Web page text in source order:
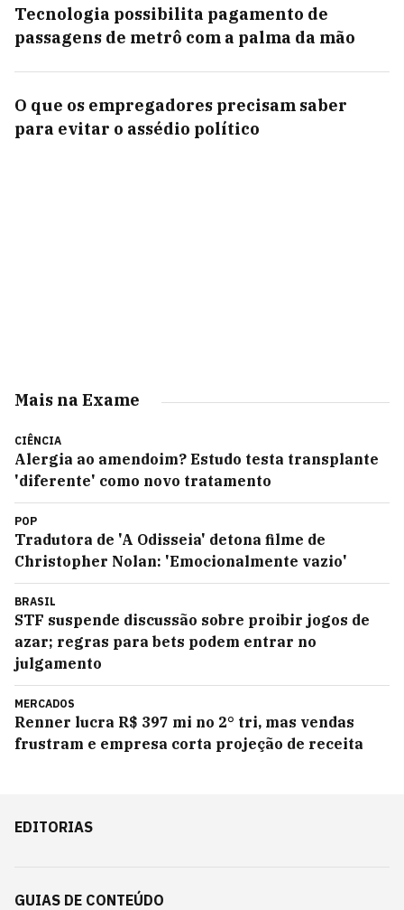
Tecnologia possibilita pagamento de
passagens de metrô com a palma da mão
O que os empregadores precisam saber
para evitar o assédio político
Mais na Exame
CIÊNCIA
Alergia ao amendoim? Estudo testa transplante
'diferente' como novo tratamento
POP
Tradutora de 'A Odisseia' detona filme de
Christopher Nolan: 'Emocionalmente vazio'
BRASIL
STF suspende discussão sobre proibir jogos de
azar; regras para bets podem entrar no
julgamento
MERCADOS
Renner lucra R$ 397 mi no 2° tri, mas vendas
frustram e empresa corta projeção de receita
EDITORIAS
GUIAS DE CONTEÚDO